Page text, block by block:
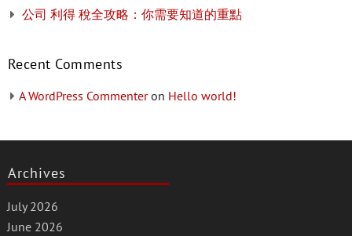
公司 利得 稅全攻略：你需要知道的重點
Recent Comments
A WordPress Commenteron Hello world!
Archives
July 2026
June 2026